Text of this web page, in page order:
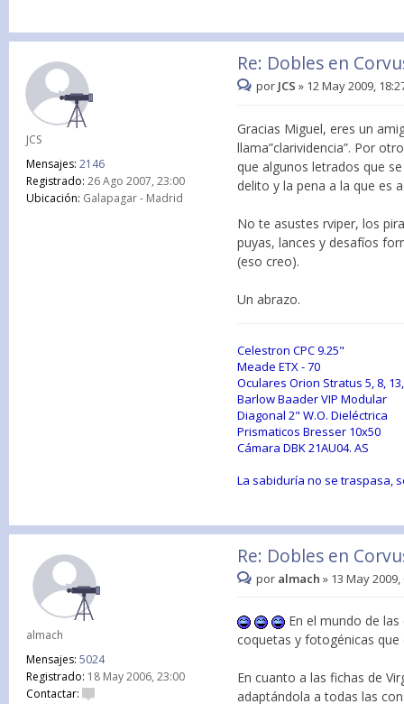
JCS
Mensajes: 2146
Registrado: 26 Ago 2007, 23:00
Ubicación: Galapagar - Madrid
Re: Dobles en
por JCS » 12 May 2009,
Gracias Miguel, eres un
llama”clarividencia”. Por
que algunos letrados que
delito y la pena a la que es
No te asustes rviper, los
puyas, lances y desafíos
(eso creo).
Un abrazo.
Celestron CPC 9.25"
Meade ETX - 70
Oculares Orion Stratus 5, 8,
Barlow Baader VIP Modular
Diagonal 2" W.O. Dieléctrica
Prismaticos Bresser 10x50
Cámara DBK 21AU04. AS
La sabiduría no se traspasa,
almach
Mensajes: 5024
Registrado: 18 May 2006, 23:00
Contactar:
Re: Dobles en
por almach » 13 May 2009,
En el mundo de
coquetas y fotogénicas
En cuanto a las fichas de
adaptándola a todas las